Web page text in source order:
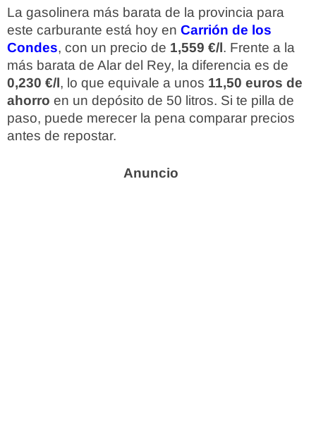
La gasolinera más barata de la provincia para
este carburante está hoy en Carrión de los
Condes, con un precio de 1,559 €/l. Frente a la
más barata de Alar del Rey, la diferencia es de
0,230 €/l, lo que equivale a unos 11,50 euros de
ahorro en un depósito de 50 litros. Si te pilla de
paso, puede merecer la pena comparar precios
antes de repostar.